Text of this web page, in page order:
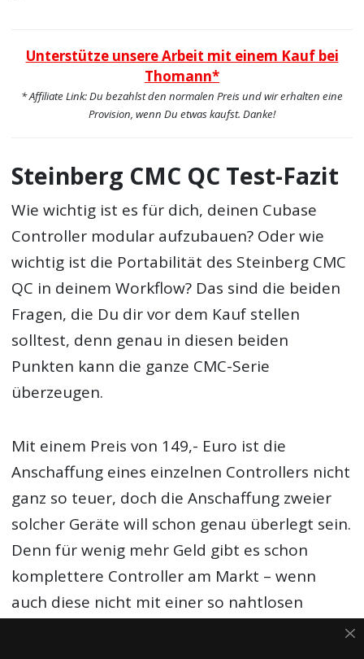
Unterstütze unsere Arbeit mit einem Kauf bei
Thomann*
* Affiliate Link: Du bezahlst den normalen Preis und wir erhalten eine
Provision, wenn Du etwas kaufst. Danke!
Steinberg CMC QC Test-Fazit
Wie wichtig ist es für dich, deinen Cubase
Controller modular aufzubauen? Oder wie
wichtig ist die Portabilität des Steinberg CMC
QC in deinem Workflow? Das sind die beiden
Fragen, die Du dir vor dem Kauf stellen
solltest, denn genau in diesen beiden
Punkten kann die ganze CMC-Serie
überzeugen.
Mit einem Preis von 149,- Euro ist die
Anschaffung eines einzelnen Controllers nicht
ganz so teuer, doch die Anschaffung zweier
solcher Geräte will schon genau überlegt sein.
Denn für wenig mehr Geld gibt es schon
komplettere Controller am Markt – wenn
auch diese nicht mit einer so nahtlosen